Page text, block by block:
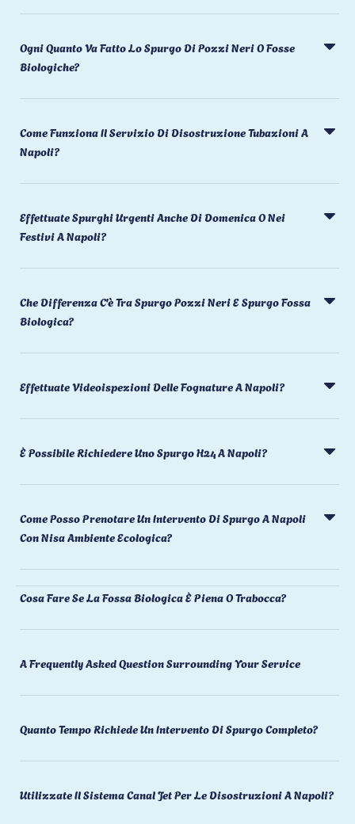
Ogni Quanto Va Fatto Lo Spurgo Di Pozzi Neri O Fosse
Biologiche?
Come Funziona Il Servizio Di Disostruzione Tubazioni A
Napoli?
Effettuate Spurghi Urgenti Anche Di Domenica O Nei
Festivi A Napoli?
Che Differenza C'è Tra Spurgo Pozzi Neri E Spurgo Fossa
Biologica?
Effettuate Videoispezioni Delle Fognature A Napoli?
È Possibile Richiedere Uno Spurgo H24 A Napoli?
Come Posso Prenotare Un Intervento Di Spurgo A Napoli
Con Nisa Ambiente Ecologica?
Cosa Fare Se La Fossa Biologica È Piena O Trabocca?
A Frequently Asked Question Surrounding Your Service
Quanto Tempo Richiede Un Intervento Di Spurgo Completo?
Utilizzate Il Sistema Canal Jet Per Le Disostruzioni A Napoli?